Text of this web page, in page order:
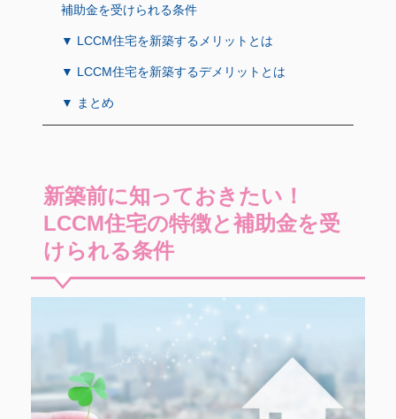
補助金を受けられる条件
▼ LCCM住宅を新築するメリットとは
▼ LCCM住宅を新築するデメリットとは
▼ まとめ
新築前に知っておきたい！
LCCM住宅の特徴と補助金を受
けられる条件